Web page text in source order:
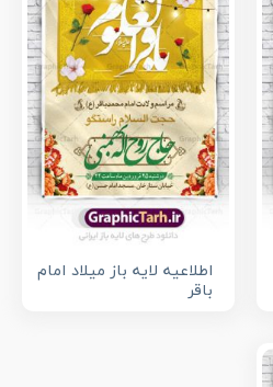
اطلاعیه لایه باز میلاد امام
باقر